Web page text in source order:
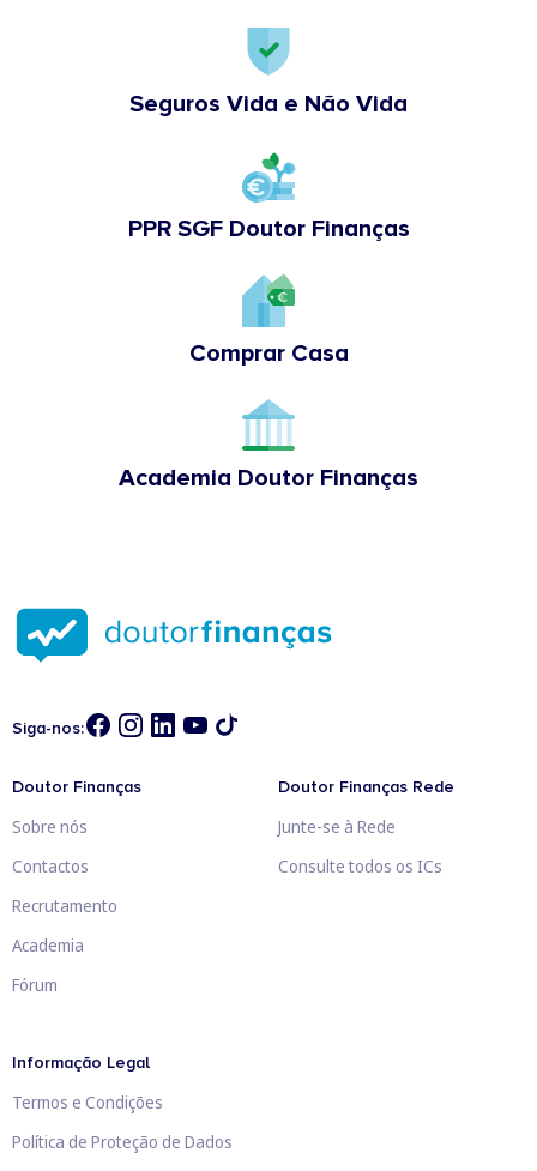
Seguros Vida e Não Vida
PPR SGF Doutor Finanças
Comprar Casa
Academia Doutor Finanças
Siga-nos:
Doutor Finanças
Sobre nós
Contactos
Recrutamento
Academia
Fórum
Doutor Finanças Rede
Junte-se à Rede
Consulte todos os ICs
Informação Legal
Termos e Condições
Política de Proteção de Dados